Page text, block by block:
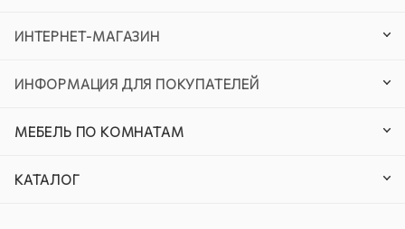
ИНТЕРНЕТ-МАГАЗИН
ИНФОРМАЦИЯ ДЛЯ ПОКУПАТЕЛЕЙ
МЕБЕЛЬ ПО КОМНАТАМ
КАТАЛОГ